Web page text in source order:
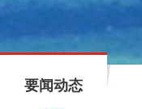
要闻动态